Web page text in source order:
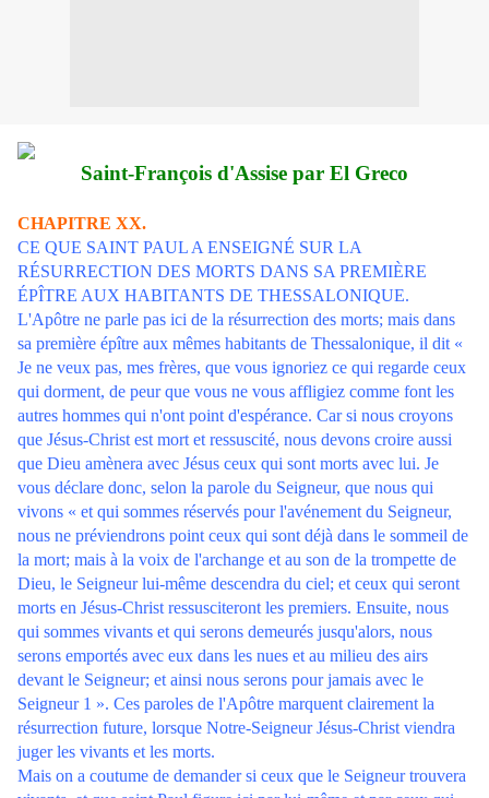
Saint-François d'Assise par El Greco
CHAPITRE XX.
CE QUE SAINT PAUL A ENSEIGNÉ SUR LA
RÉSURRECTION DES MORTS DANS SA PREMIÈRE
ÉPÎTRE AUX HABITANTS DE THESSALONIQUE.
L'Apôtre ne parle pas ici de la résurrection des morts; mais dans
sa première épître aux mêmes habitants de Thessalonique, il dit «
Je ne veux pas, mes frères, que vous ignoriez ce qui regarde ceux
qui dorment, de peur que vous ne vous affligiez comme font les
autres hommes qui n'ont point d'espérance. Car si nous croyons
que Jésus-Christ est mort et ressuscité, nous devons croire aussi
que Dieu amènera avec Jésus ceux qui sont morts avec lui. Je
vous déclare donc, selon la parole du Seigneur, que nous qui
vivons « et qui sommes réservés pour l'avénement du Seigneur,
nous ne préviendrons point ceux qui sont déjà dans le sommeil de
la mort; mais à la voix de l'archange et au son de la trompette de
Dieu, le Seigneur lui-même descendra du ciel; et ceux qui seront
morts en Jésus-Christ ressusciteront les premiers. Ensuite, nous
qui sommes vivants et qui serons demeurés jusqu'alors, nous
serons emportés avec eux dans les nues et au milieu des airs
devant le Seigneur; et ainsi nous serons pour jamais avec le
Seigneur 1 ». Ces paroles de l'Apôtre marquent clairement la
résurrection future, lorsque Notre-Seigneur Jésus-Christ viendra
juger les vivants et les morts.
Mais on a coutume de demander si ceux que le Seigneur trouvera